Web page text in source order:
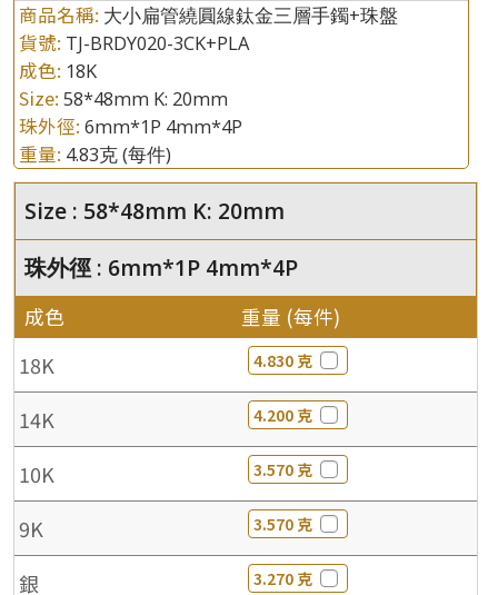
商品名稱: 大小扁管繞圓線鈦金三層手鐲+珠盤
貨號: TJ-BRDY020-3CK+PLA
成色: 18K
Size: 58*48mm K: 20mm
珠外徑: 6mm*1P 4mm*4P
重量: 4.83克(每件)
Size : 58*48mm K: 20mm
珠外徑 : 6mm*1P 4mm*4P
成色 重量 (每件)
18K 4.830 克
14K 4.200 克
10K 3.570 克
9K 3.570 克
銀 3.270 克